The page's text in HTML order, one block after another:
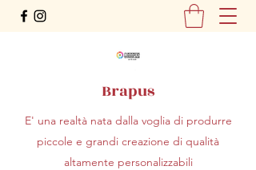
Brapus
E' una realtà nata dalla voglia di produrre
piccole e grandi creazione di qualità
altamente personalizzabili